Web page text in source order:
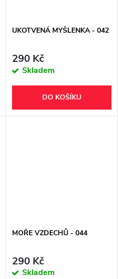
UKOTVENÁ MYŠLENKA - 042
290 Kč
Skladem
DO KOŠÍKU
MOŘE VZDECHŮ - 044
290 Kč
Skladem